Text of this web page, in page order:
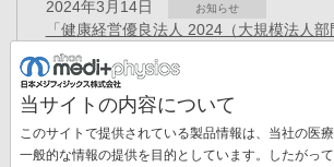
2024年3月14日 お知らせ
「健康経営優良法人 2024（大規模法人
定(PDF)
2024年3月04日
役員異動に関するお知らせ(PDF)
2023年12月19日 プレスリリース
当サイトの内容について
このサイトで提供されている製品情報は、当社の医
一般的な情報の提供を目的としています。したがっ